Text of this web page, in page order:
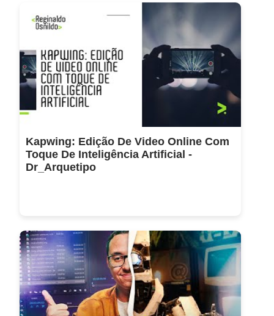
Kapwing: Edição De Video Online Com
Toque De Inteligência Artificial -
Dr_Arquetipo